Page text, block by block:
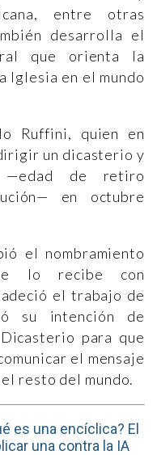
entre otras
desarrolla el
que orienta la
Iglesia en el mundo
Ruffini, quien en
un dicasterio y
—edad de retiro
en octubre
el nombramiento
lo recibe con
el trabajo de
su intención de
para que
el mensaje
resto del mundo.
es una encíclica? El
una contra la IA